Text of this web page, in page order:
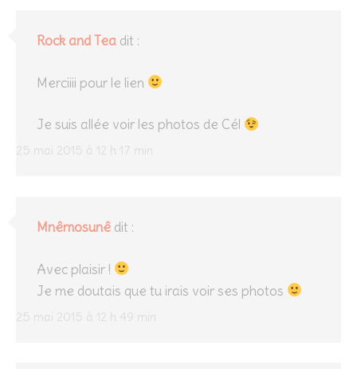
Rock and Tea dit :
25 mai 2015 à 12 h 17 min
Merciiii pour le lien
Je suis allée voir les photos de Cél
Mnêmosunê dit :
25 mai 2015 à 12 h 49 min
Avec plaisir !
Je me doutais que tu irais voir ses photos